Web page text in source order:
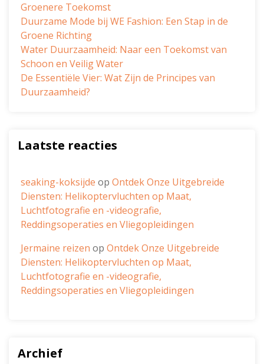
Groenere Toekomst
Duurzame Mode bij WE Fashion: Een Stap in de
Groene Richting
Water Duurzaamheid: Naar een Toekomst van
Schoon en Veilig Water
De Essentiële Vier: Wat Zijn de Principes van
Duurzaamheid?
Laatste reacties
seaking-koksijde op Ontdek Onze Uitgebreide
Diensten: Helikoptervluchten op Maat,
Luchtfotografie en -videografie,
Reddingsoperaties en Vliegopleidingen
Jermaine reizen op Ontdek Onze Uitgebreide
Diensten: Helikoptervluchten op Maat,
Luchtfotografie en -videografie,
Reddingsoperaties en Vliegopleidingen
Archief